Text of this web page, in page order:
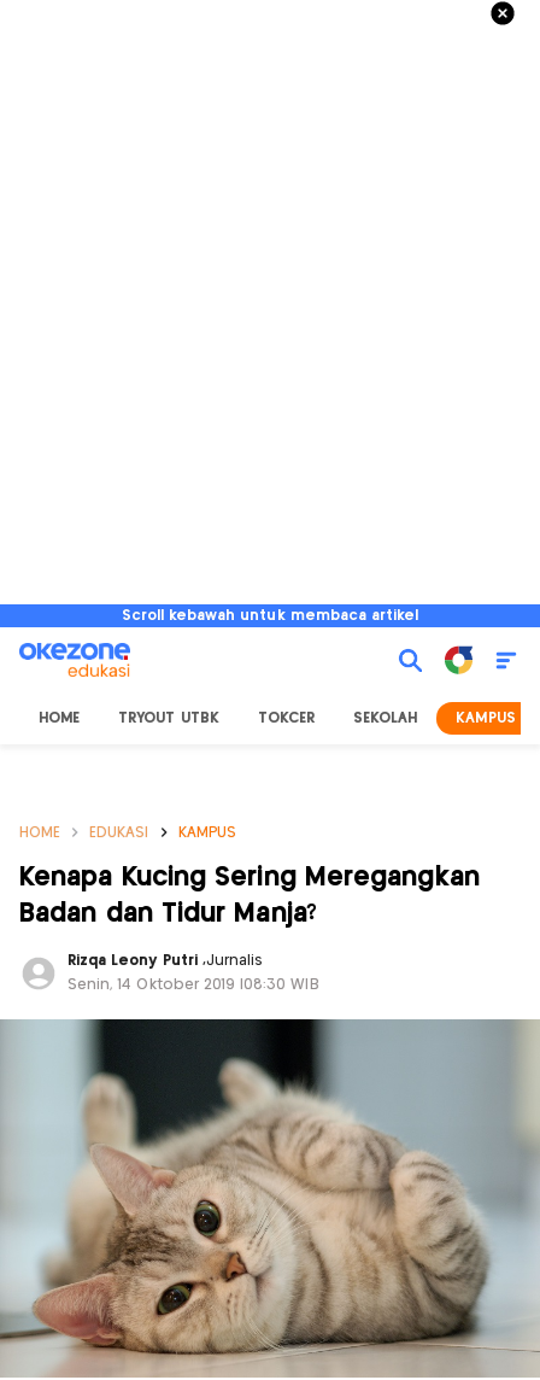
Scroll kebawah untuk membaca artikel
HOME TRYOUT UTBK TOKCER SEKOLAH KAMPUS
HOME EDUKASI KAMPUS
Kenapa Kucing Sering Meregangkan
Badan dan Tidur Manja?
Rizqa Leony Putri ,Jurnalis
Senin, 14 Oktober 2019 |08:30 WIB